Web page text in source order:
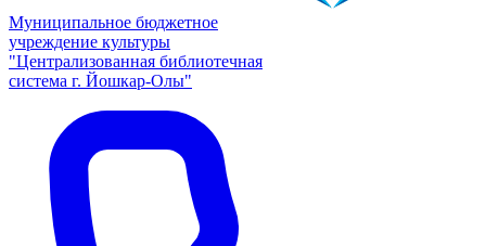
Муниципальное бюджетное
учреждение культуры
"Централизованная библиотечная
система г. Йошкар-Олы"